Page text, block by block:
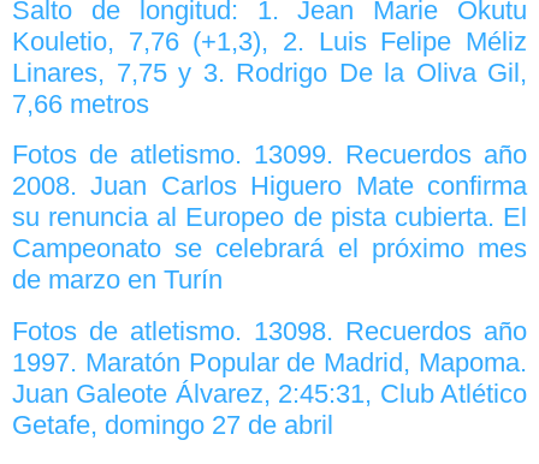
Salto de longitud: 1. Jean Marie Okutu
Kouletio, 7,76 (+1,3), 2. Luis Felipe Méliz
Linares, 7,75 y 3. Rodrigo De la Oliva Gil,
7,66 metros
Fotos de atletismo. 13099. Recuerdos año
2008. Juan Carlos Higuero Mate confirma
su renuncia al Europeo de pista cubierta. El
Campeonato se celebrará el próximo mes
de marzo en Turín
Fotos de atletismo. 13098. Recuerdos año
1997. Maratón Popular de Madrid, Mapoma.
Juan Galeote Álvarez, 2:45:31, Club Atlético
Getafe, domingo 27 de abril